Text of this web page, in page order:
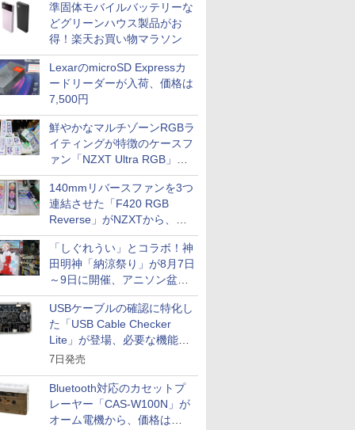
準固体モバイルバッテリーな
どグリーンハウス製品がお
得！楽天お買い物マラソン
LexarのmicroSD Expressカ
ードリーダーが入荷、価格は
7,500円
鮮やかなマルチゾーンRGBラ
イティングが特徴のケースフ
ァン「NZXT Ultra RGB」が
発売、計8製品
140mmリバースファンを3つ
連結させた「F420 RGB
Reverse」がNZXTから、単
一フレーム採用
「しぐれうい」とコラボ！神
田明神「納涼祭り」が8月7日
～9日に開催、アニソン盆踊
りや屋台グルメなどもあり
USBケーブルの確認に特化し
た「USB Cable Checker
Lite」が登場、必要な機能を
凝縮しコンパクトに
7日発売
Bluetooth対応のカセットプ
レーヤー「CAS-W100N」が
オーム電機から、価格は